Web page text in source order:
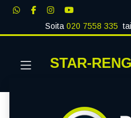
Soita020 7558 335 tai
STAR-